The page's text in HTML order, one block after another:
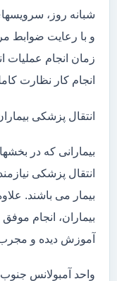
شبانه روز،
و با رعایت ضوابط
زمان انجام
انجام کار نظارت
انتقال پزشکی
بیمارانی که در
انتقال پزشکی
بیمار می باشند.
بیماران، انجام
آموزش دیده و
واحد آمبولانس جنوب